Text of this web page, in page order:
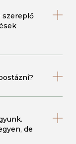
szereplő
de